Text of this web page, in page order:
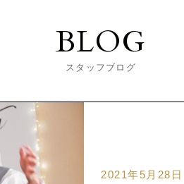
BLOG
スタッフブログ
2021年5月28日